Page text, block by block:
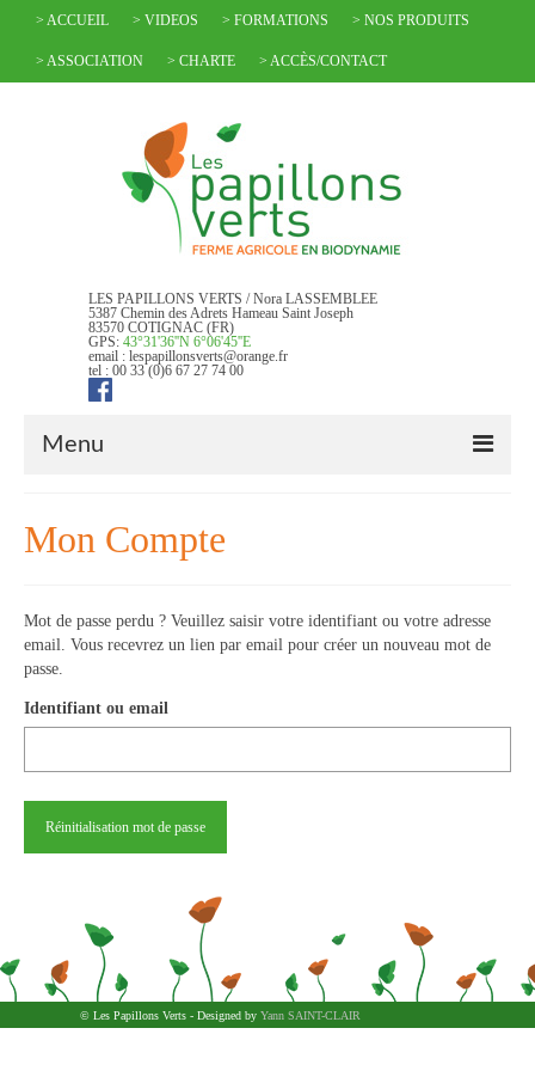
> ACCUEIL > VIDEOS > FORMATIONS > NOS PRODUITS
> ASSOCIATION > CHARTE > ACCÈS/CONTACT
LES PAPILLONS VERTS / Nora LASSEMBLEE
5387 Chemin des Adrets Hameau Saint Joseph
83570 COTIGNAC (FR)
GPS: 43°31'36''N 6°06'45''E
email : lespapillonsverts@orange.fr
tel : 00 33 (0)6 67 27 74 00
Menu
> ASSOCIATION
> ACCÈS/CONTACT
Mon Compte
Mot de passe perdu ? Veuillez saisir votre identifiant ou votre adresse
email. Vous recevrez un lien par email pour créer un nouveau mot de
passe.
Identifiant ou email
© Les Papillons Verts - Designed byYann SAINT-CLAIR